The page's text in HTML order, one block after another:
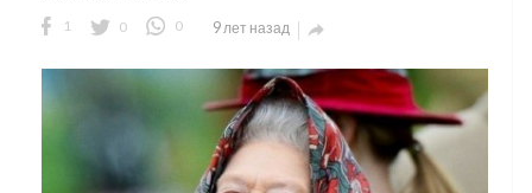
1 0 0 9 лет назад 